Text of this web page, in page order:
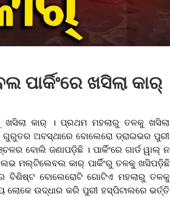
ଖସିଲା କାର୍
ଖସିଲା କାର୍ । ପ୍ରଥମ ମହଲାରୁ ତଳକୁ ଖସିଲା
ଗୁରୁତର ଅବସ୍ଥାରେ ବୋଲେରୋ ଡ୍ରାଇଭର ପୁରୀ
ବୋଲି ଜଣାପଡ଼ିଛି । ପାର୍କିଂରେ ଗାର୍ଡ ୱାଲ୍ ନ
ମଲ୍ଟିଲେବଲ କାର୍‌ ପାର୍କିଂରୁ ତଳକୁ ଖସିପଡ଼ିଛି
ବିଶିଷ୍ଟ ବୋଲେରୋଟି ଗୋଟିଏ ମହଲାରୁ ତଳକୁ
ଉଦ୍ଧାର କରି ପୁରୀ ହସ୍ପିଟାଲରେ ଭର୍ତ୍ତି